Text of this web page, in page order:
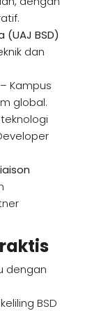
BSD)
dan
– Kampus
global.
dengan
BSD